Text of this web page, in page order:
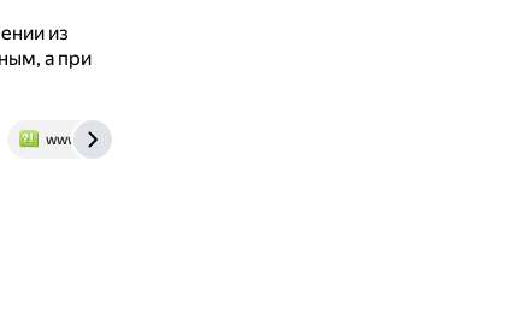
из
а при
www.bolshoyvopros.ru